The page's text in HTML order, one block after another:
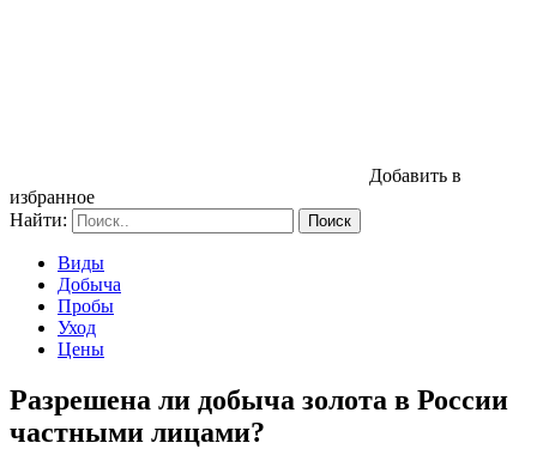
Добавить в
избранное
Найти:
Виды
Добыча
Пробы
Уход
Цены
Разрешена ли добыча золота в России
частными лицами?